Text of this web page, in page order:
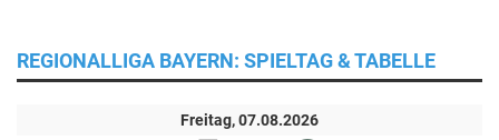
REGIONALLIGA BAYERN: SPIELTAG & TABELLE
Freitag, 07.08.2026